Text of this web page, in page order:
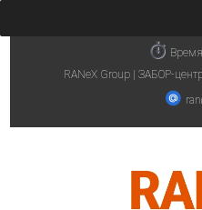
RANeX Group | ЗАБОР-